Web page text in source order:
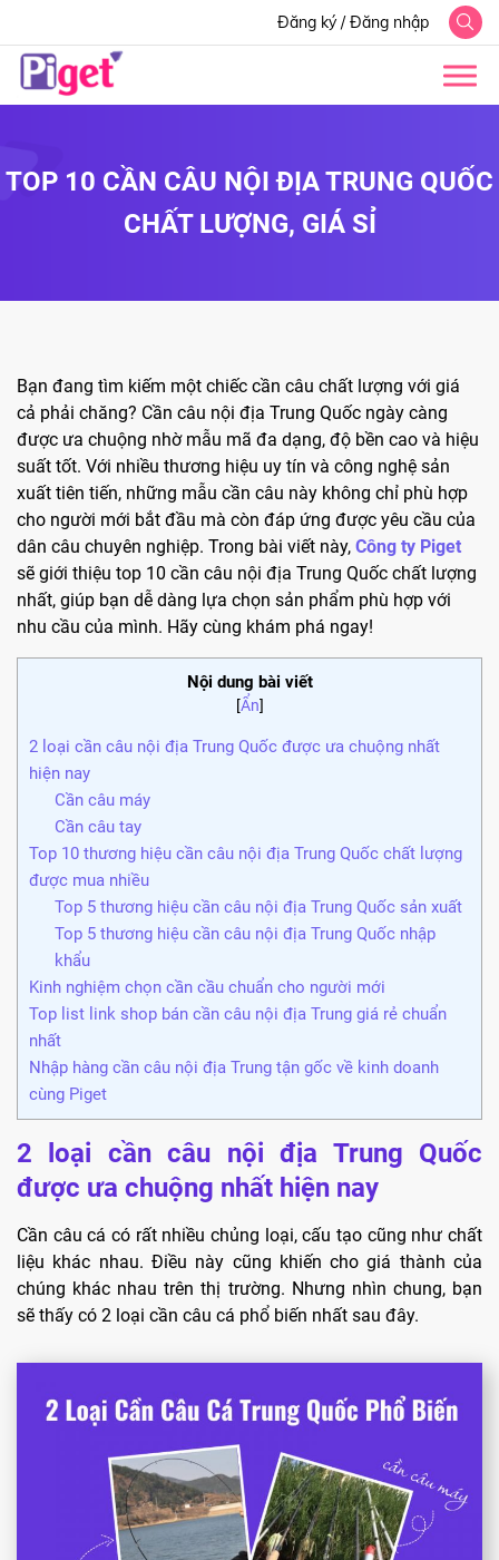
Đăng ký /Đăng nhập
TOP 10 CẦN CÂU NỘI ĐỊA TRUNG QUỐC
CHẤT LƯỢNG, GIÁ SỈ
Bạn đang tìm kiếm một chiếc cần câu chất lượng với giá
cả phải chăng? Cần câu nội địa Trung Quốc ngày càng
được ưa chuộng nhờ mẫu mã đa dạng, độ bền cao và hiệu
suất tốt. Với nhiều thương hiệu uy tín và công nghệ sản
xuất tiên tiến, những mẫu cần câu này không chỉ phù hợp
cho người mới bắt đầu mà còn đáp ứng được yêu cầu của
dân câu chuyên nghiệp. Trong bài viết này, Công ty Piget
sẽ giới thiệu top 10 cần câu nội địa Trung Quốc chất lượng
nhất, giúp bạn dễ dàng lựa chọn sản phẩm phù hợp với
nhu cầu của mình. Hãy cùng khám phá ngay!
Nội dung bài viết
[Ẩn]
2 loại cần câu nội địa Trung Quốc được ưa chuộng nhất
hiện nay
Cần câu máy
Cần câu tay
Top 10 thương hiệu cần câu nội địa Trung Quốc chất lượng
được mua nhiều
Top 5 thương hiệu cần câu nội địa Trung Quốc sản xuất
Top 5 thương hiệu cần câu nội địa Trung Quốc nhập
khẩu
Kinh nghiệm chọn cần cầu chuẩn cho người mới
Top list link shop bán cần câu nội địa Trung giá rẻ chuẩn
nhất
Nhập hàng cần câu nội địa Trung tận gốc về kinh doanh
cùng Piget
2 loại cần câu nội địa Trung Quốc
được ưa chuộng nhất hiện nay
Cần câu cá có rất nhiều chủng loại, cấu tạo cũng như chất
liệu khác nhau. Điều này cũng khiến cho giá thành của
chúng khác nhau trên thị trường. Nhưng nhìn chung, bạn
sẽ thấy có 2 loại cần câu cá phổ biến nhất sau đây.